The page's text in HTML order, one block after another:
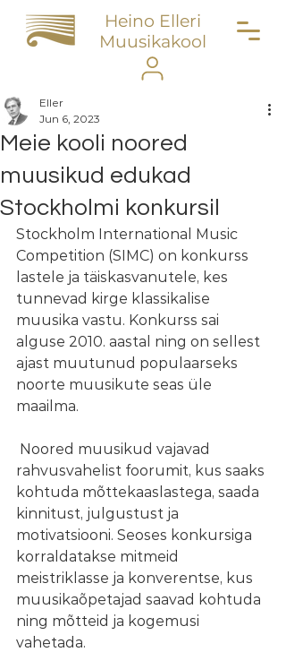
Heino Elleri
Muusikakool
Meie kooli noored
muusikud edukad
Stockholmi konkursil
Eller
Jun 6, 2023
Stockholm International Music
Competition (SIMC) on konkurss
lastele ja täiskasvanutele, kes
tunnevad kirge klassikalise
muusika vastu. Konkurss sai
alguse 2010. aastal ning on sellest
ajast muutunud populaarseks
noorte muusikute seas üle
maailma.
rahvusvahelist foorumit, kus saaks
kohtuda mõttekaaslastega, saada
kinnitust, julgustust ja
motivatsiooni. Seoses konkursiga
korraldatakse mitmeid
meistriklasse ja konverentse, kus
muusikaõpetajad saavad kohtuda
ning mõtteid ja kogemusi
vahetada.